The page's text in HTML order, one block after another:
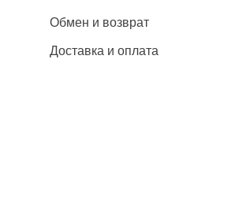
Обмен и возврат
Доставка и оплата